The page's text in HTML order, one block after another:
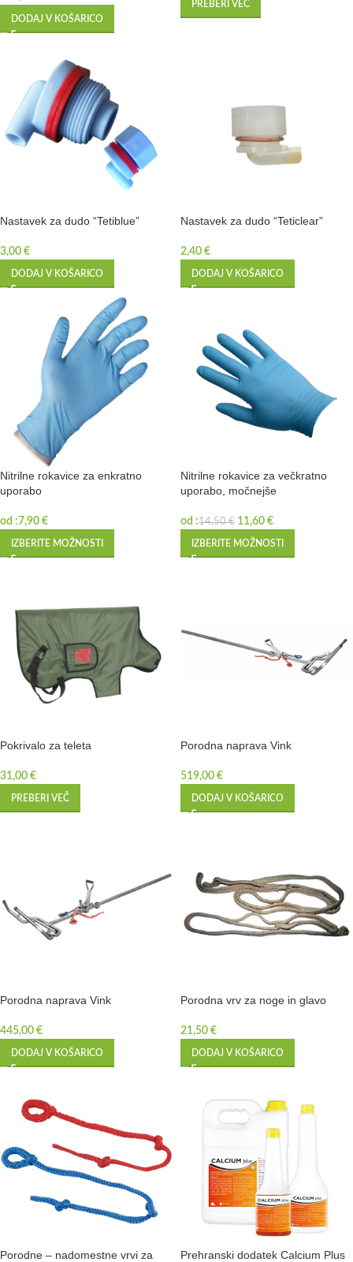
DODAJ V KOŠARICO
PREBERI VEČ
Nastavek za dudo “Tetiblue”
3,00 €
DODAJ V KOŠARICO
Nastavek za dudo “Teticlear”
2,40 €
DODAJ V KOŠARICO
Nitrilne rokavice za enkratno
uporabo
od :7,90 €
IZBERITE MOŽNOSTI
Nitrilne rokavice za večkratno
uporabo, močnejše
od :14,50€ 11,60 €
IZBERITE MOŽNOSTI
Pokrivalo za teleta
31,00 €
PREBERI VEČ
Porodna naprava Vink
519,00 €
DODAJ V KOŠARICO
Porodna naprava Vink
445,00 €
DODAJ V KOŠARICO
Porodna vrv za noge in glavo
21,50 €
DODAJ V KOŠARICO
Porodne – nadomestne vrvi za
Prehranski dodatek Calcium Plus